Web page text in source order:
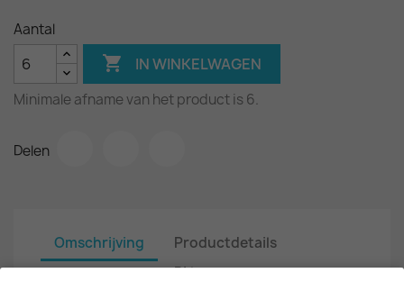
Aantal
 IN WINKELWAGEN
Minimale afname van het product is 6.
Delen
Omschrijving
Productdetails
Bijlagen